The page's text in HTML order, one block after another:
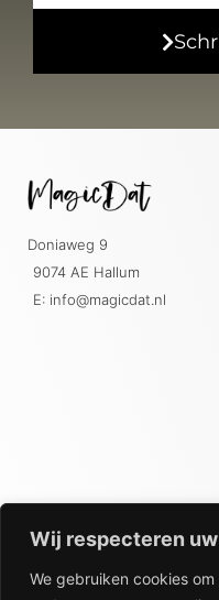
Wij respecteren
We gebruiken cookies
Doniaweg 9
9074 AE Hallum
E: info@magicdat.nl
CATALOGI
Workwear &